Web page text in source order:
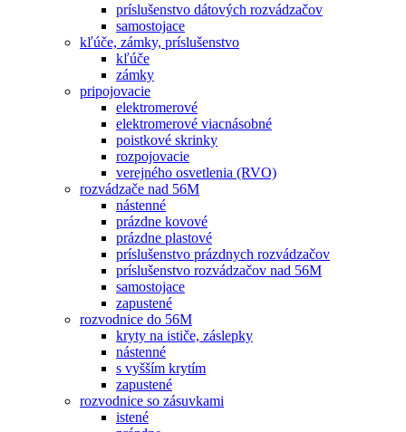
príslušenstvo dátových rozvádzačov
samostojace
kľúče, zámky, príslušenstvo
kľúče
zámky
pripojovacie
elektromerové
elektromerové viacnásobné
poistkové skrinky
rozpojovacie
verejného osvetlenia (RVO)
rozvádzače nad 56M
nástenné
prázdne kovové
prázdne plastové
príslušenstvo prázdnych rozvádzačov
príslušenstvo rozvádzačov nad 56M
samostojace
zapustené
rozvodnice do 56M
kryty na ističe, záslepky
nástenné
s vyšším krytím
zapustené
rozvodnice so zásuvkami
istené